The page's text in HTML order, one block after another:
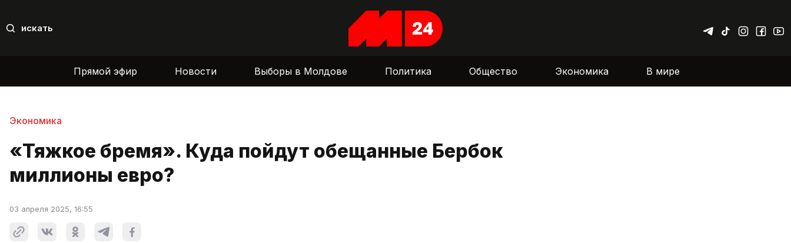
искать
Прямой эфир Новости Выборы в Молдове Политика Общество Экономика В мире
Экономика
«Тяжкое бремя». Куда пойдут обещанные Бербок
миллионы евро?
03 апреля 2025, 16:55